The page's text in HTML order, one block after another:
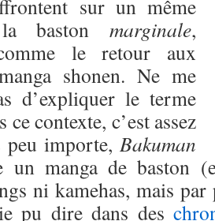
sur un même
baston marginale,
le retour aux
shonen. Ne me
d’expliquer le terme
contexte, c’est assez
importe, Bakuman
un manga de baston
ni kamehas, mais
pu dire dans des